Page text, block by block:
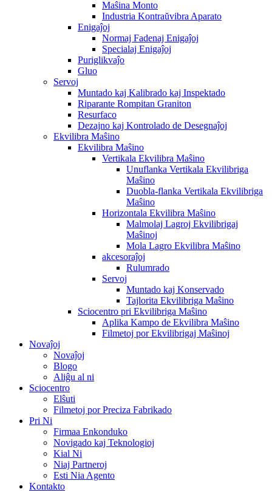
Maŝina Monto
Industria Kontraŭvibra Aparato
Enigaĵoj
Normaj Fadenaj Enigaĵoj
Specialaj Enigaĵoj
Puriglikvaĵo
Gluo
Servoj
Muntado kaj Kalibrado kaj Inspektado
Riparante Rompitan Graniton
Resurfaco
Dezajno kaj Kontrolado de Desegnaĵoj
Ekvilibra Maŝino
Ekvilibra Maŝino
Vertikala Ekvilibra Maŝino
Unuflanka Vertikala Ekvilibriga
Maŝino
Duobla-flanka Vertikala Ekvilibriga
Maŝino
Horizontala Ekvilibra Maŝino
Malmolaj Lagroj Ekvilibrigaj
Maŝinoj
Mola Lagro Ekvilibra Maŝino
akcesoraĵoj
Rulumrado
Servoj
Muntado kaj Konservado
Tajlorita Ekvilibriga Maŝino
Sciocentro pri Ekvilibriga Maŝino
Aplika Kampo de Ekvilibra Maŝino
Filmetoj por Ekvilibrigaj Maŝinoj
Novaĵoj
Novaĵoj
Blogo
Aliĝu al ni
Sciocentro
Elŝuti
Filmetoj por Preciza Fabrikado
Pri Ni
Firmaa Enkonduko
Novigado kaj Teknologioj
Kial Ni
Niaj Partneroj
Esti Nia Agento
Kontakto